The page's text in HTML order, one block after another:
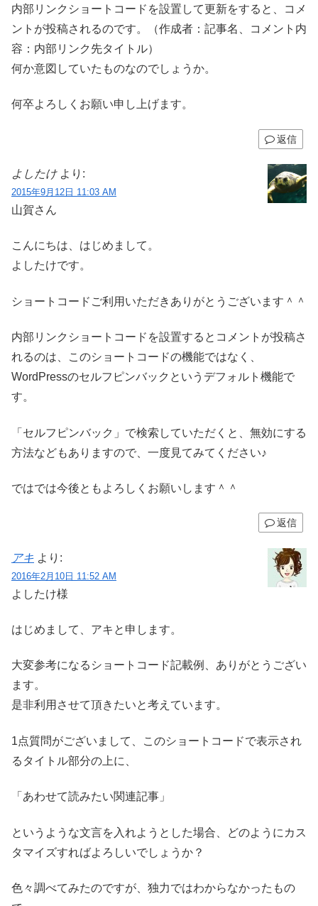
内部リンクショートコードを設置して更新をすると、コメ
ントが投稿されるのです。（作成者：記事名、コメント内
容：内部リンク先タイトル）
何か意図していたものなのでしょうか。
何卒よろしくお願い申し上げます。
返信
よしたけ より:
2015年9月12日 11:03 AM
山賀さん
こんにちは、はじめまして。
よしたけです。
ショートコードご利用いただきありがとうございます＾＾
内部リンクショートコードを設置するとコメントが投稿さ
れるのは、このショートコードの機能ではなく、
WordPressのセルフピンバックというデフォルト機能で
す。
「セルフピンバック」で検索していただくと、無効にする
方法などもありますので、一度見てみてください♪
ではでは今後ともよろしくお願いします＾＾
返信
アキ より:
2016年2月10日 11:52 AM
よしたけ様
はじめまして、アキと申します。
大変参考になるショートコード記載例、ありがとうござい
ます。
是非利用させて頂きたいと考えています。
1点質問がございまして、このショートコードで表示され
るタイトル部分の上に、
「あわせて読みたい関連記事」
というような文言を入れようとした場合、どのようにカス
タマイズすればよろしいでしょうか？
色々調べてみたのですが、独力ではわからなかったもの